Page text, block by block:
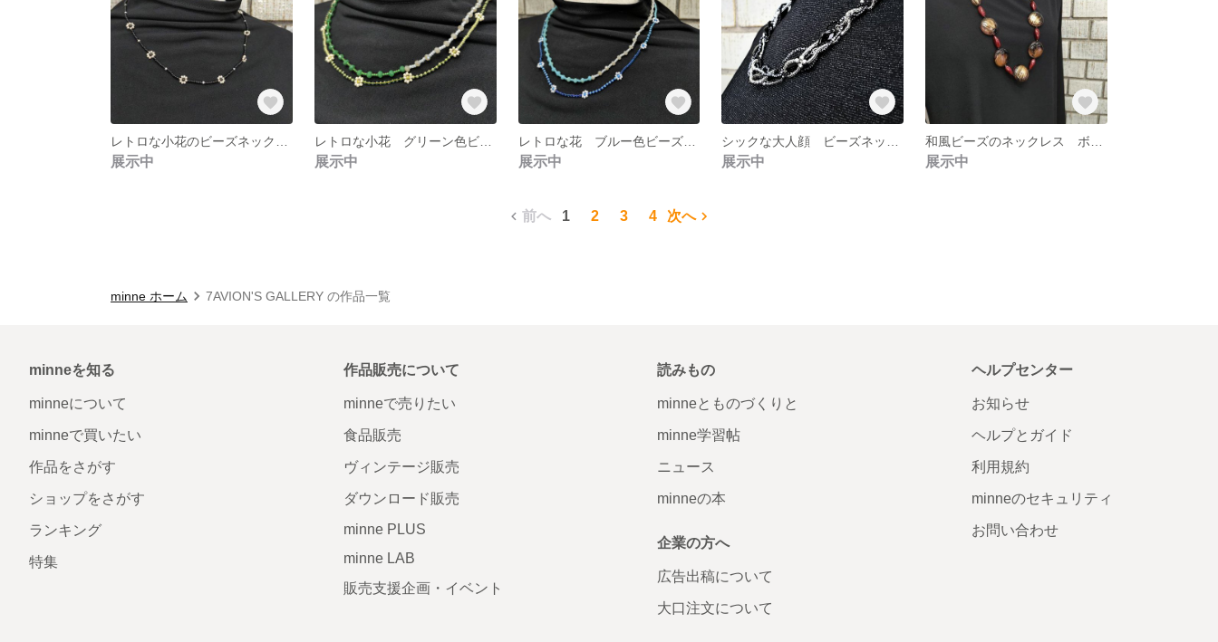
展示中
レトロな小花 グリーン色ビーズネックレス （２本組）ビーズステッチ
展示中
レトロな花 ブルー色ビーズネックレス（２本組）ビーズスッテッチ
展示中 展示中 展示中
前へ 1 2 3 4 次へ
minne ホーム 7AVION'S GALLERY の作品一覧
minneを知る
minneについて
minneで買いたい
作品をさがす
ショップをさがす
ランキング
特集
作品販売について
minneで売りたい
食品販売
ヴィンテージ販売
ダウンロード販売
minne PLUS
minne LAB
販売支援企画・イベント
読みもの
minneとものづくりと
minne学習帖
ニュース
minneの本
企業の方へ
広告出稿について
大口注文について
ヘルプセンター
お知らせ
ヘルプとガイド
利用規約
minneのセキュリティ
お問い合わせ